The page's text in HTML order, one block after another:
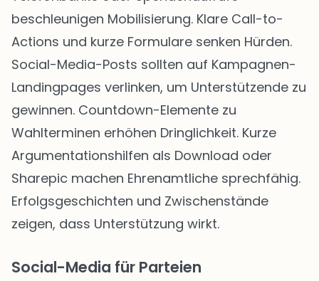
beschleunigen Mobilisierung. Klare Call-to-
Actions und kurze Formulare senken Hürden.
Social-Media-Posts sollten auf Kampagnen-
Landingpages verlinken, um Unterstützende zu
gewinnen. Countdown-Elemente zu
Wahlterminen erhöhen Dringlichkeit. Kurze
Argumentationshilfen als Download oder
Sharepic machen Ehrenamtliche sprechfähig.
Erfolgsgeschichten und Zwischenstände
zeigen, dass Unterstützung wirkt.
Social-Media für Parteien